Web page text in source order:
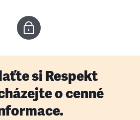
si Respekt
o cenné